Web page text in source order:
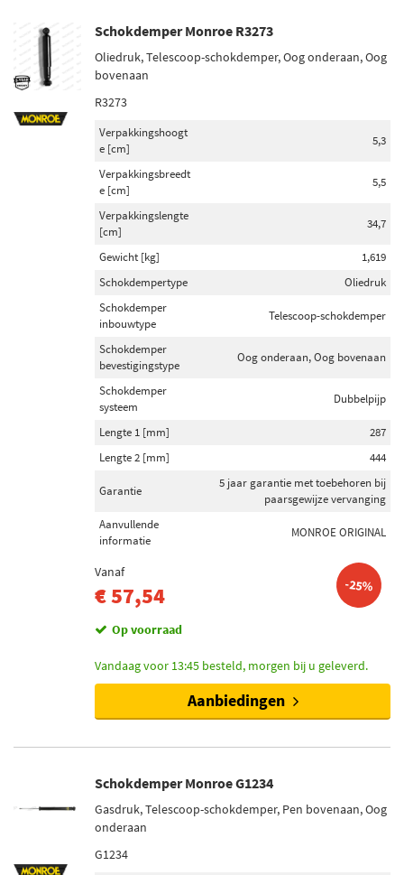
Schokdemper Monroe R3273
Oliedruk, Telescoop-schokdemper, Oog onderaan, Oog
bovenaan
R3273
Verpakkingshoogt
e [cm]
5,3
Verpakkingsbreedt
e [cm]
5,5
Verpakkingslengte
[cm]
34,7
Gewicht [kg]
1,619
Schokdempertype
Oliedruk
Schokdemper
inbouwtype
Telescoop-schokdemper
Schokdemper
bevestigingstype
Oog onderaan, Oog bovenaan
Schokdemper
systeem
Dubbelpijp
Lengte 1 [mm]
287
Lengte 2 [mm]
444
Garantie
5 jaar garantie met toebehoren bij
paarsgewijze vervanging
Aanvullende
informatie
MONROE ORIGINAL
Vanaf
€ 57,54 -25%
Op voorraad
Vandaag voor 13:45 besteld, morgen bij u geleverd.
Aanbiedingen
Schokdemper Monroe G1234
Gasdruk, Telescoop-schokdemper, Pen bovenaan, Oog
onderaan
G1234